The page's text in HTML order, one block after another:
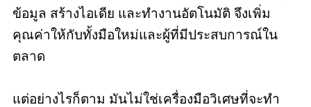
ข้อมูล สร้างไอเดีย และทำงานอัตโนมัติ จึงเพิ่ม
คุณค่าให้กับทั้งมือใหม่และผู้ที่มีประสบการณ์ใน
ตลาด
แต่อย่างไรก็ตาม มันไม่ใช่เครื่องมือวิเศษที่จะทำ